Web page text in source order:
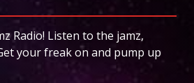
Radio! Listen to the jamz,
your freak on and pump up